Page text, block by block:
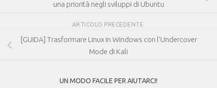
una priorità negli sviluppi di Ubuntu
ARTICOLO PRECEDENTE
[GUIDA] Trasformare Linux in Windows con l’Undercover
Mode di Kali
UN MODO FACILE PER AIUTARCI!